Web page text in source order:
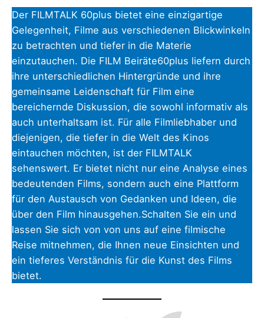
Der FILMTALK 60plus bietet eine einzigartige
Gelegenheit, Filme aus verschiedenen Blickwinkeln
zu betrachten und tiefer in die Materie
einzutauchen. Die FILM Beiräte60plus liefern durch
ihre unterschiedlichen Hintergründe und ihre
gemeinsame Leidenschaft für Film eine
bereichernde Diskussion, die sowohl informativ als
auch unterhaltsam ist. Für alle Filmliebhaber und
diejenigen, die tiefer in die Welt des Kinos
eintauchen möchten, ist der FILMTALK
sehenswert. Er bietet nicht nur eine Analyse eines
bedeutenden Films, sondern auch eine Plattform
für den Austausch von Gedanken und Ideen, die
über den Film hinausgehen.Schalten Sie ein und
lassen Sie sich von von uns auf eine filmische
Reise mitnehmen, die Ihnen neue Einsichten und
ein tieferes Verständnis für die Kunst des Films
bietet.